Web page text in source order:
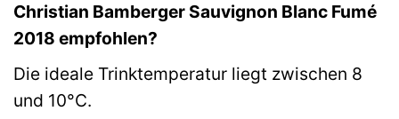
Christian Bamberger Sauvignon Blanc Fumé
2018 empfohlen?
Die ideale Trinktemperatur liegt zwischen 8
und 10°C.